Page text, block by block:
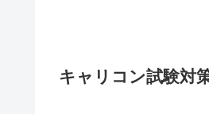
キャリコン試験対